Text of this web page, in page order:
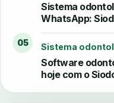
Sistema
WhatsApp:
05 Sistema
Software
hoje com o